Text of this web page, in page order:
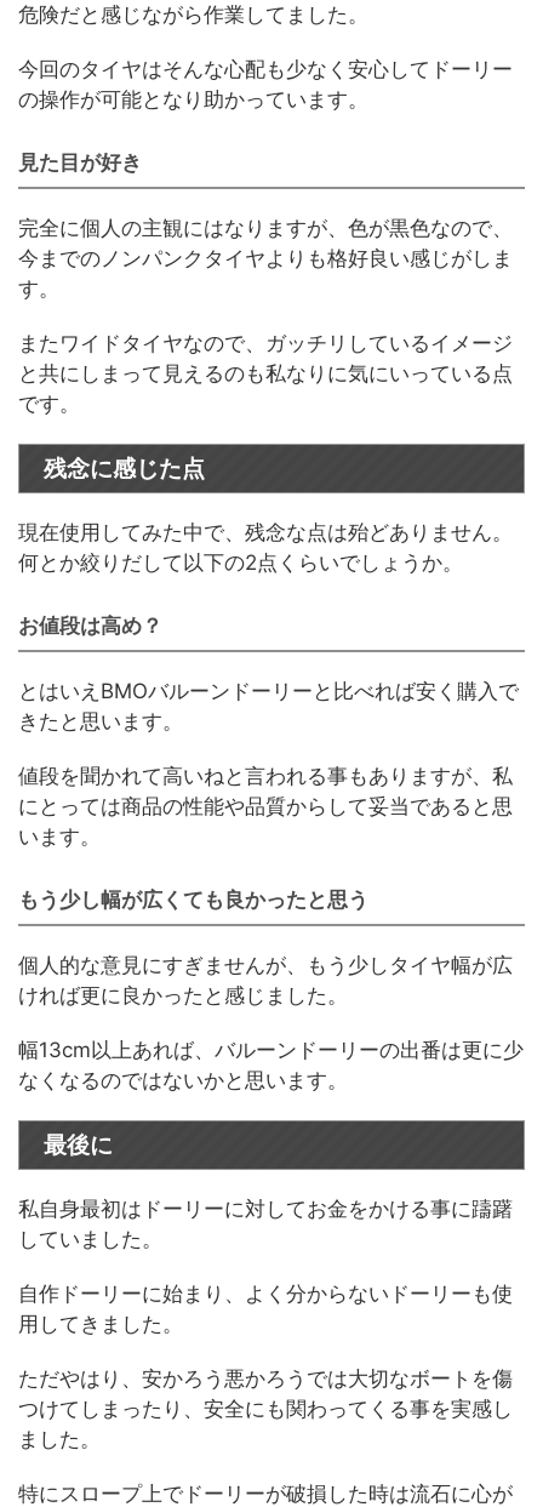
危険だと感じながら作業してました。
今回のタイヤはそんな心配も少なく安心してドーリー
の操作が可能となり助かっています。
見た目が好き
完全に個人の主観にはなりますが、色が黒色なので、
今までのノンパンクタイヤよりも格好良い感じがしま
す。
またワイドタイヤなので、ガッチリしているイメージ
と共にしまって見えるのも私なりに気にいっている点
です。
残念に感じた点
現在使用してみた中で、残念な点は殆どありません。
何とか絞りだして以下の2点くらいでしょうか。
お値段は高め？
とはいえBMOバルーンドーリーと比べれば安く購入で
きたと思います。
値段を聞かれて高いねと言われる事もありますが、私
にとっては商品の性能や品質からして妥当であると思
います。
もう少し幅が広くても良かったと思う
個人的な意見にすぎませんが、もう少しタイヤ幅が広
ければ更に良かったと感じました。
幅13cm以上あれば、バルーンドーリーの出番は更に少
なくなるのではないかと思います。
最後に
私自身最初はドーリーに対してお金をかける事に躊躇
していました。
自作ドーリーに始まり、よく分からないドーリーも使
用してきました。
ただやはり、安かろう悪かろうでは大切なボートを傷
つけてしまったり、安全にも関わってくる事を実感し
ました。
特にスロープ上でドーリーが破損した時は流石に心が